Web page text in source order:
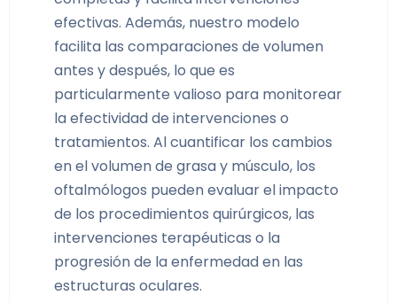
efectivas. Además, nuestro modelo
facilita las comparaciones de volumen
antes y después, lo que es
particularmente valioso para monitorear
la efectividad de intervenciones o
tratamientos. Al cuantificar los cambios
en el volumen de grasa y músculo, los
oftalmólogos pueden evaluar el impacto
de los procedimientos quirúrgicos, las
intervenciones terapéuticas o la
progresión de la enfermedad en las
estructuras oculares.